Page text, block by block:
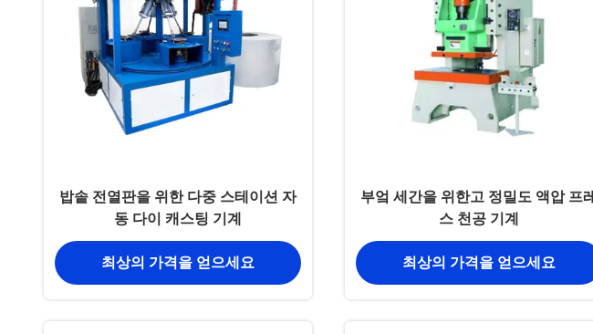
밥솥 전열판을 위한 다중 스테이션 자
동 다이 캐스팅 기계
최상의 가격을 얻으세요
부엌 세간을 위한고 정밀도 액압 프레
스 천공 기계
최상의 가격을 얻으세요